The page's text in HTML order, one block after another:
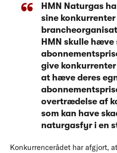
HMN Naturgas
sine
HMN skulle hæve
give
at hæve deres
overtrædelse af
som kan have
naturgasfyr i en
Konkurrencerådet har afgjort,